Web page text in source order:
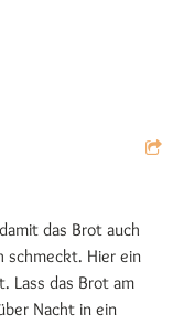
das Brot auch
schmeckt. Hier ein
Lass das Brot am
Nacht in ein